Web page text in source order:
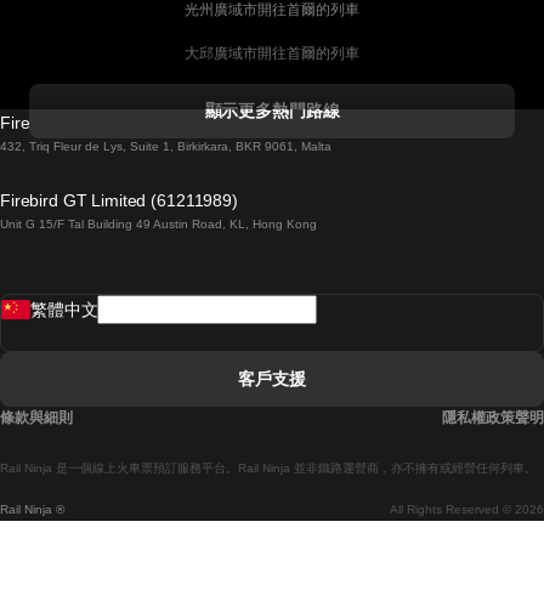
光州廣域市開往首爾的列車
大邱廣域市開往首爾的列車
都柏林開往戈尔韦的列車
羅馬開往拿坡里的列車
顯示更多熱門路線
Firebird GT Limited (OC 1451)
432, Triq Fleur de Lys, Suite 1, Birkirkara, BKR 9061, Malta
Firebird GT Limited (61211989)
Unit G 15/F Tal Building 49 Austin Road, KL, Hong Kong
Rail Ninja ® All Rights Reserved © 2026
Rail Ninja 是一個線上火車票預訂服務平台。Rail Ninja 並非鐵路運營商，亦不擁有或經營任何列車。
繁體中文
客戶支援
條款與細則 隱私權政策聲明